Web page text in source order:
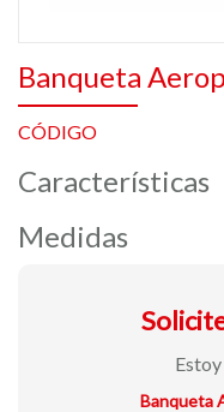
Banqueta
CÓDIGO
Características
Medidas
Banqueta